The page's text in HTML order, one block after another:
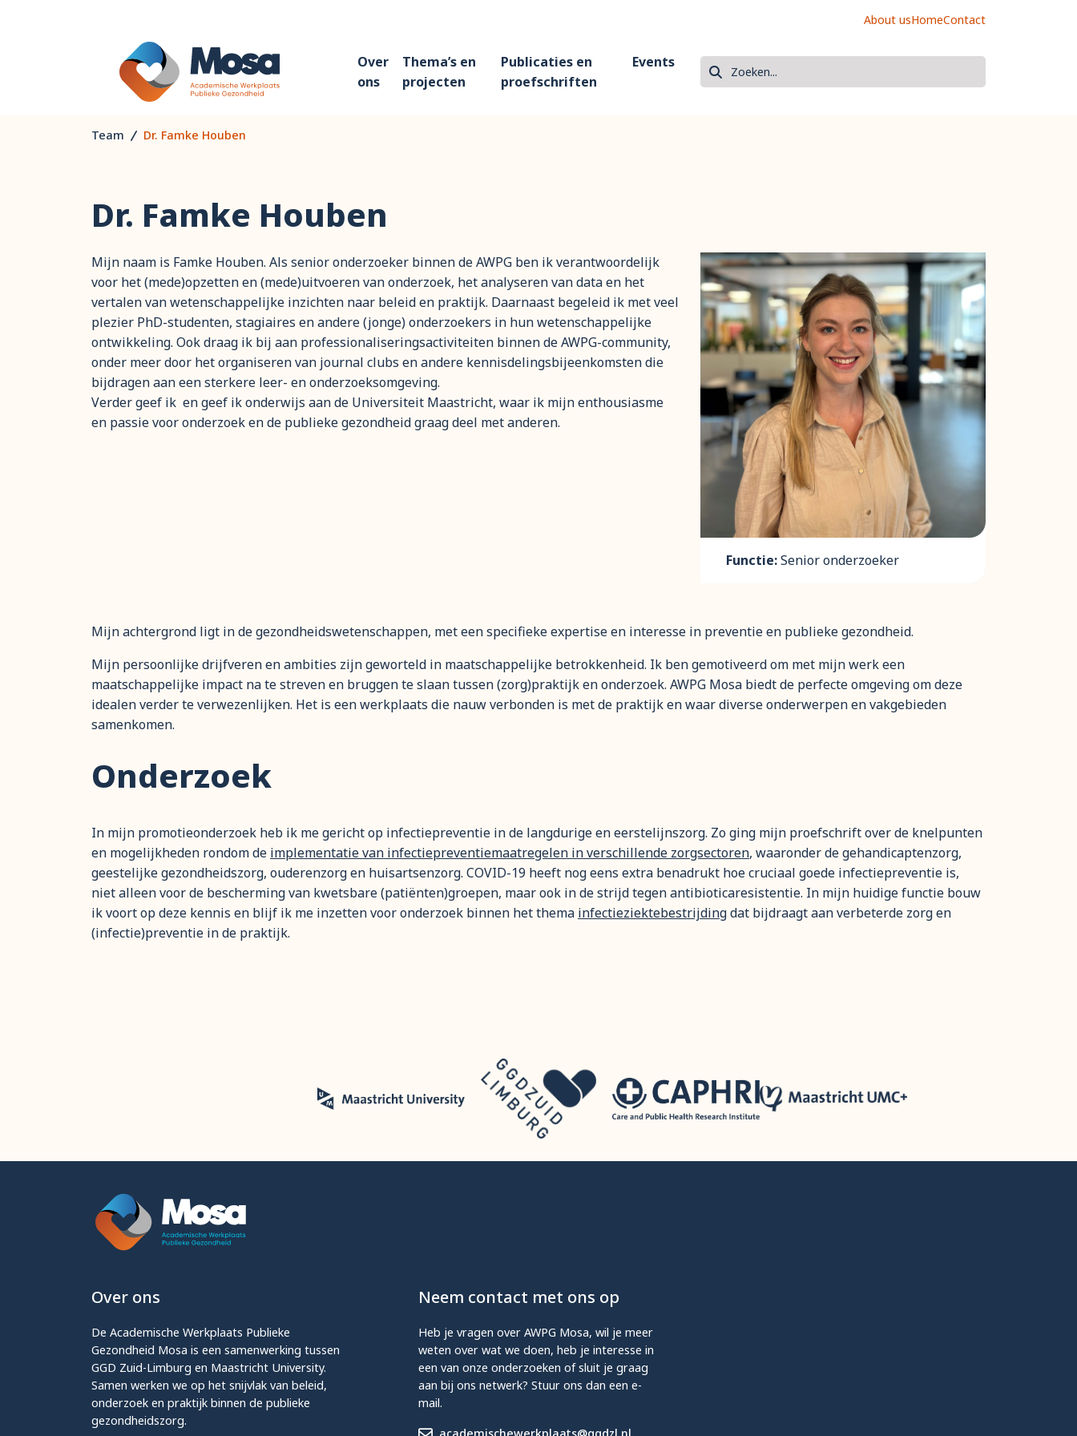
About usHomeContact
Over
ons
Thema’s en
projecten
Publicaties en
proefschriften
Events
Zoeken
Zoek
Team Dr. Famke Houben
Dr. Famke Houben
Mijn naam is Famke Houben. Als senior onderzoeker binnen de AWPG ben ik verantwoordelijk
voor het (mede)opzetten en (mede)uitvoeren van onderzoek, het analyseren van data en het
vertalen van wetenschappelijke inzichten naar beleid en praktijk. Daarnaast begeleid ik met veel
plezier PhD-studenten, stagiaires en andere (jonge) onderzoekers in hun wetenschappelijke
ontwikkeling. Ook draag ik bij aan professionaliseringsactiviteiten binnen de AWPG-community,
onder meer door het organiseren van journal clubs en andere kennisdelingsbijeenkomsten die
bijdragen aan een sterkere leer- en onderzoeksomgeving.
Verder geef ik en geef ik onderwijs aan de Universiteit Maastricht, waar ik mijn enthousiasme
en passie voor onderzoek en de publieke gezondheid graag deel met anderen.
Functie:Senior onderzoeker
Mijn achtergrond ligt in de gezondheidswetenschappen, met een specifieke expertise en interesse in preventie en publieke gezondheid.
Mijn persoonlijke drijfveren en ambities zijn geworteld in maatschappelijke betrokkenheid. Ik ben gemotiveerd om met mijn werk een
maatschappelijke impact na te streven en bruggen te slaan tussen (zorg)praktijk en onderzoek. AWPG Mosa biedt de perfecte omgeving om deze
idealen verder te verwezenlijken. Het is een werkplaats die nauw verbonden is met de praktijk en waar diverse onderwerpen en vakgebieden
samenkomen.
Onderzoek
In mijn promotieonderzoek heb ik me gericht op infectiepreventie in de langdurige en eerstelijnszorg. Zo ging mijn proefschrift over de knelpunten
en mogelijkheden rondom de implementatie van infectiepreventiemaatregelen in verschillende zorgsectoren, waaronder de gehandicaptenzorg,
geestelijke gezondheidszorg, ouderenzorg en huisartsenzorg. COVID-19 heeft nog eens extra benadrukt hoe cruciaal goede infectiepreventie is,
niet alleen voor de bescherming van kwetsbare (patiënten)groepen, maar ook in de strijd tegen antibioticaresistentie. In mijn huidige functie bouw
ik voort op deze kennis en blijf ik me inzetten voor onderzoek binnen het thema infectieziektebestrijdingdat bijdraagt aan verbeterde zorg en
(infectie)preventie in de praktijk.
Over ons
De Academische Werkplaats Publieke
Gezondheid Mosa is een samenwerking tussen
GGD Zuid-Limburg en Maastricht University.
Samen werken we op het snijvlak van beleid,
onderzoek en praktijk binnen de publieke
gezondheidszorg.
Neem contact met ons op
Heb je vragen over AWPG Mosa, wil je meer
weten over wat we doen, heb je interesse in
een van onze onderzoeken of sluit je graag
aan bij ons netwerk? Stuur ons dan een e-
mail.